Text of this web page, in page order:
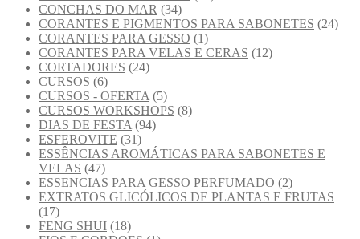
CONCHAS DO MAR (34)
CORANTES E PIGMENTOS PARA SABONETES (24)
CORANTES PARA GESSO (1)
CORANTES PARA VELAS E CERAS (12)
CORTADORES (24)
CURSOS (6)
CURSOS - OFERTA (5)
CURSOS WORKSHOPS (8)
DIAS DE FESTA (94)
ESFEROVITE (31)
ESSÊNCIAS AROMÁTICAS PARA SABONETES E
VELAS (47)
ESSENCIAS PARA GESSO PERFUMADO (2)
EXTRATOS GLICÓLICOS DE PLANTAS E FRUTAS
(17)
FENG SHUI (18)